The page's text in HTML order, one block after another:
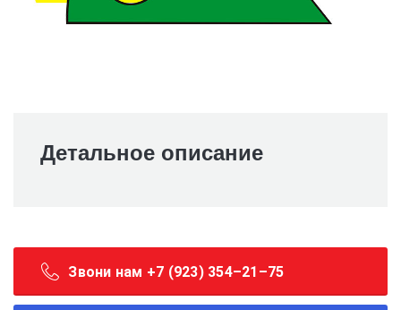
Детальное описание
Звони нам +7 (923) 354–21–75